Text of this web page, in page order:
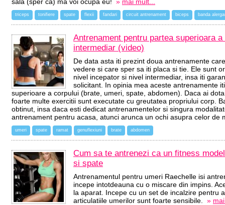
triceps tonifiere spate flexii fandari circuit antrenament biceps banda
Antrenament pentru partea superioara
intermediar (video)
De data asta iti prezint doua antrenamente
vedere si care sper sa iti placa si tie. Ele sunt
nivel incepator si nivel intermediar, insa iti
solicitant. In opinia mea aceste antrenamente
superioare a corpului (brate, umeri, spate, abdomen). Daca ai
foarte multe exercitii sunt executate cu greutatea propriului corp.
obtinut, insa daca esti dedicat antrenamentelor si singura
antrenament pentru acasa, atunci arunca un ochi asupra celor
umeri spate ramat genuflexiuni brate abdomen
Cum sa te antrenezi ca un fitness
si spate
Antrenamentul pentru umeri Raechelle isi
incepe intotdeauna cu o miscare din impins.
la aparat. Incepe cu un set de incalzire pentru
articulatiile umerilor sunt foarte sensibile. »